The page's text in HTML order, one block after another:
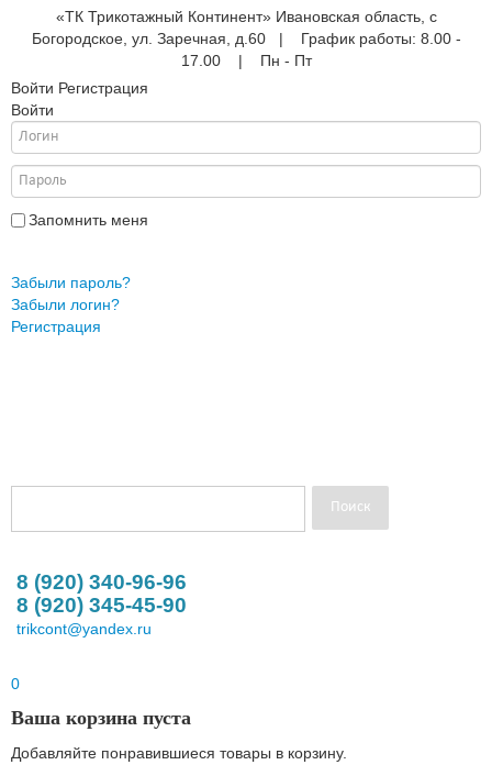
«ТК Трикотажный Континент» Ивановская область, с
Богородское, ул. Заречная, д.60 | График работы: 8.00 -
17.00 | Пн - Пт
Войти Регистрация
Войти
Запомнить меня
Забыли пароль?
Забыли логин?
Регистрация
8 (920) 340-96-96
8 (920) 345-45-90
trikcont@yandex.ru
0
Ваша корзина пуста
Добавляйте понравившиеся товары в корзину.